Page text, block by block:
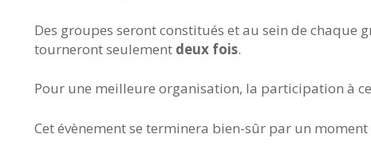
Des groupes seront constitués et au sein de chaque
tourneront seulement deux fois.
Pour une meilleure organisation, la participation à
Cet évènement se terminera bien-sûr par un